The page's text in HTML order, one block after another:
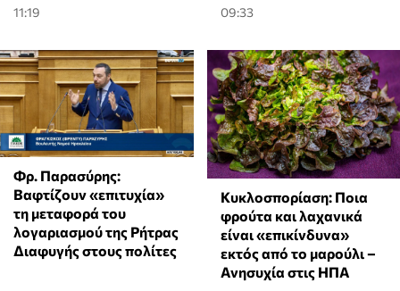
11:19
09:33
Φρ. Παρασύρης:
Βαφτίζουν «επιτυχία»
τη μεταφορά του
λογαριασμού της Ρήτρας
Διαφυγής στους πολίτες
Κυκλοσπορίαση: Ποια
φρούτα και λαχανικά
είναι «επικίνδυνα»
εκτός από το μαρούλι –
Ανησυχία στις ΗΠΑ